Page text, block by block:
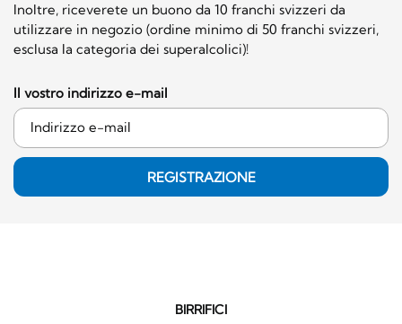
Inoltre, riceverete un buono da 10 franchi svizzeri da
utilizzare in negozio (ordine minimo di 50 franchi svizzeri,
esclusa la categoria dei superalcolici)!
Il vostro indirizzo e-mail
REGISTRAZIONE
BIRRIFICI